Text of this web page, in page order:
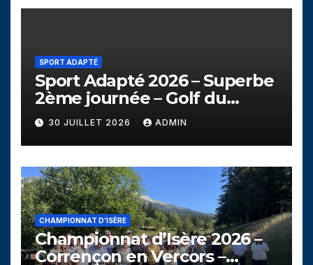
SPORT ADAPTÉ
Sport Adapté 2026 – Superbe
2ème journée – Golf du
Campanil
30 JUILLET 2026 ADMIN
CHAMPIONNAT D’ISÈRE
Championnat d’Isère 2026 –
Corrençon en Vercors –